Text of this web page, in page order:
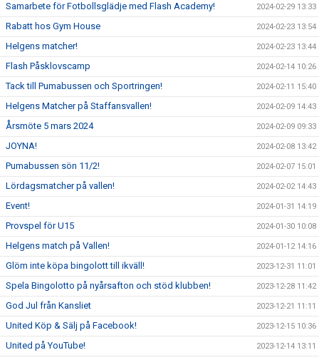
Samarbete för Fotbollsglädje med Flash Academy! 2024-02-29 13:33
Rabatt hos Gym House 2024-02-23 13:54
Helgens matcher! 2024-02-23 13:44
Flash Påsklovscamp 2024-02-14 10:26
Tack till Pumabussen och Sportringen! 2024-02-11 15:40
Helgens Matcher på Staffansvallen! 2024-02-09 14:43
Årsmöte 5 mars 2024 2024-02-09 09:33
JOYNA! 2024-02-08 13:42
Pumabussen sön 11/2! 2024-02-07 15:01
Lördagsmatcher på vallen! 2024-02-02 14:43
Event! 2024-01-31 14:19
Provspel för U15 2024-01-30 10:08
Helgens match på Vallen! 2024-01-12 14:16
Glöm inte köpa bingolott till ikväll! 2023-12-31 11:01
Spela Bingolotto på nyårsafton och stöd klubben! 2023-12-28 11:42
God Jul från Kansliet 2023-12-21 11:11
United Köp & Sälj på Facebook! 2023-12-15 10:36
United på YouTube! 2023-12-14 13:11